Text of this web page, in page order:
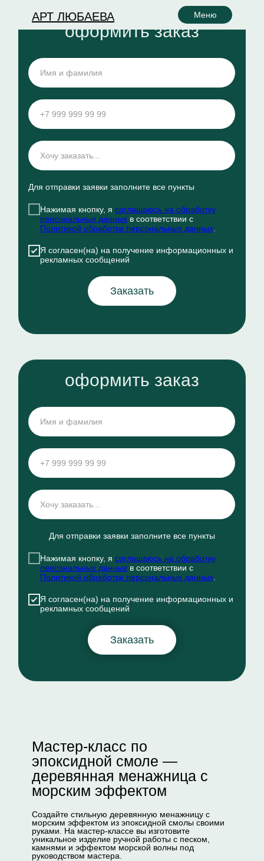
оформить заказ
Для отправки заявки заполните все пункты
Нажимая кнопку, я соглашаюсь на обработку
персональных данных в соответствии с
Политикой обработки персональных данных
Я согласен(на) на получение информационных и
рекламных сообщений
Заказать
оформить заказ
Для отправки заявки заполните все пункты
Нажимая кнопку, я соглашаюсь на обработку
персональных данных в соответствии с
Политикой обработки персональных данных
Я согласен(на) на получение информационных и
рекламных сообщений
Заказать
АРТ ЛЮБАЕВА Меню
Создайте стильную деревянную менажницу с
морским эффектом из эпоксидной смолы своими
руками. На мастер-классе вы изготовите
уникальное изделие ручной работы с песком,
камнями и эффектом морской волны под
руководством мастера.
Мастер-класс по
эпоксидной смоле —
деревянная менажница с
морским эффектом